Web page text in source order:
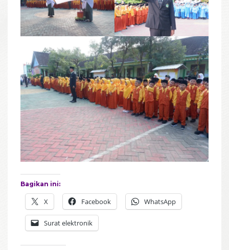
Bagikan ini:
X Facebook WhatsApp
Surat elektronik